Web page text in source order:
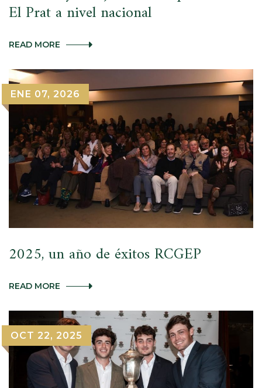
El Prat a nivel nacional
READ MORE MATCHPLAY
REPRESENTA
A
EL
PRAT
NIVEL
NACIONAL
ENE 07, 2026
2025, un año de éxitos RCGEP
READ MORE 2025,
DE
ÉXITOS
RCGEP
OCT 22, 2025